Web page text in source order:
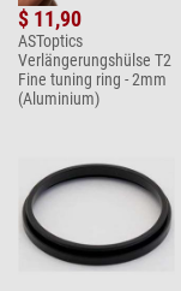
$ 11,90
ASToptics
Verlängerungshülse T2
Fine tuning ring - 2mm
(Aluminium)